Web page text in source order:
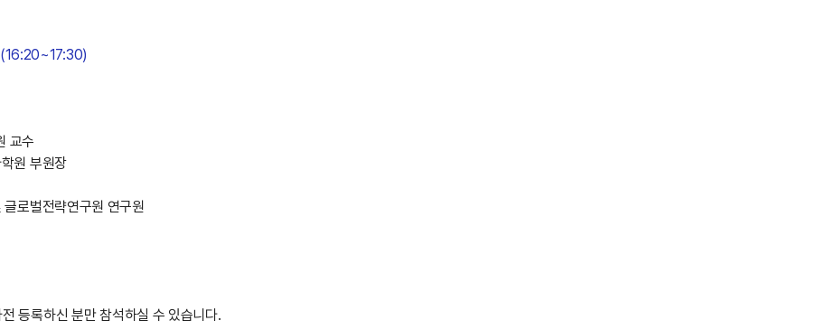
(16:20~17:30)
교수
원 부원장
로벌전략연구원 연구원
등록하신 분만 참석하실 수 있습니다.